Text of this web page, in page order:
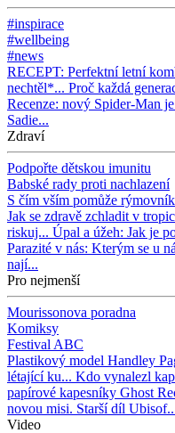
#inspirace
#wellbeing
#news
RECEPT: Perfektní letní
nechtěl*... Proč každá
Recenze: nový Spider-Man
Sadie...
Zdraví
Podpořte dětskou imunitu
Babské rady proti nachlazení
S čím vším pomůže rýmovník
Jak se zdravě zchladit v
riskuj... Úpal a úžeh: Jak je
Parazité v nás: Kterým se u
nají...
Pro nejmenší
Mourissonova poradna
Komiksy
Festival ABC
Plastikový model Handley
létající ku... Kdo vynalezl
papírové kapesníky Ghost
novou misi. Starší díl
Video